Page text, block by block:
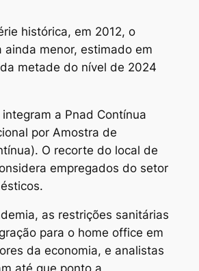
histórica, em 2012, o
ainda menor, estimado em
metade do nível de 2024
a Pnad Contínua
por Amostra de
O recorte do local de
empregados do setor
as restrições sanitárias
para o home office em
da economia, e analistas